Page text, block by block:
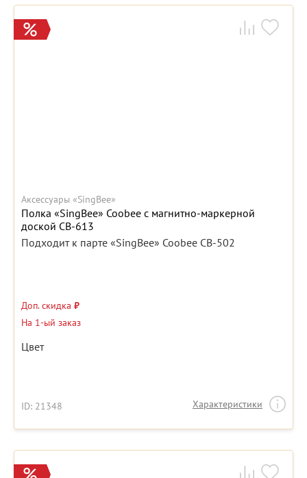
Аксессуары «SingBee»
Полка «SingBee» Coobee с магнитно-маркерной
доской CB-613
Подходит к парте «SingBee» Coobee CB-502
Доп. скидка ₽
На 1-ый заказ
Цвет
ID: 21348 Характеристики